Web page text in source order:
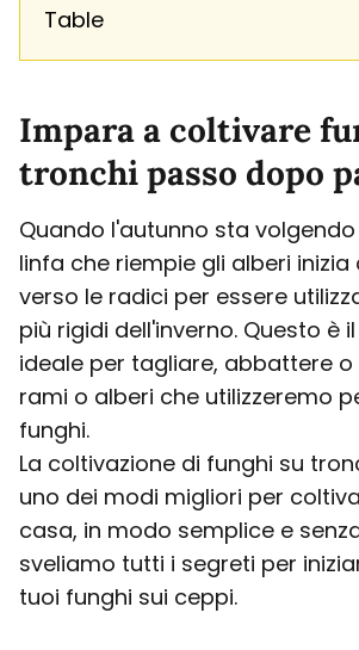
Table
Impara a coltivare
tronchi passo dopo
Quando l'autunno sta
linfa che riempie gli alberi inizia
verso le radici per essere
più rigidi dell'inverno. Questo è
ideale per tagliare, abbattere
rami o alberi che utilizzeremo
funghi.
La coltivazione di funghi su
uno dei modi migliori per
casa, in modo semplice e
sveliamo tutti i segreti per
tuoi funghi sui ceppi.